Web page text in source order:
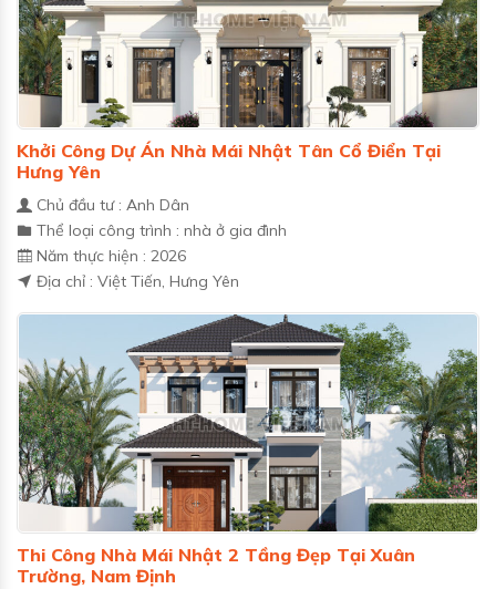
Khởi Công Dự Án Nhà Mái Nhật Tân Cổ Điển Tại
Hưng Yên
Chủ đầu tư : Anh Dân
Thể loại công trình : nhà ở gia đình
Năm thực hiện : 2026
Địa chỉ : Việt Tiến, Hưng Yên
Thi Công Nhà Mái Nhật 2 Tầng Đẹp Tại Xuân
Trường, Nam Định